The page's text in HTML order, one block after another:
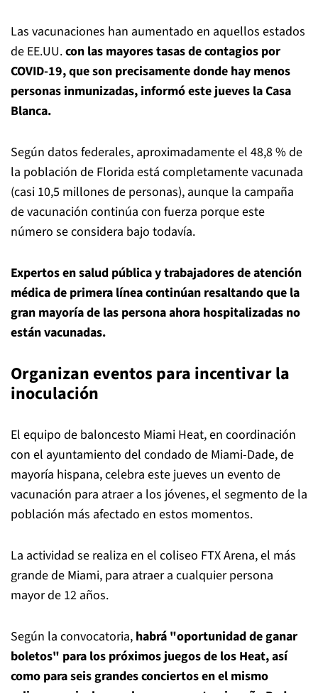
Las vacunaciones han aumentado en aquellos estados
de EE.UU.con las mayores tasas de contagios por
COVID-19, que son precisamente donde hay menos
personas inmunizadas, informó este jueves la Casa
Blanca.
Según datos federales, aproximadamente el 48,8 % de
la población de Florida está completamente vacunada
(casi 10,5 millones de personas), aunque la campaña
de vacunación continúa con fuerza porque este
número se considera bajo todavía.
Expertos en salud pública y trabajadores de atención
médica de primera línea continúan resaltando que la
gran mayoría de las persona ahora hospitalizadas no
están vacunadas.
Organizan eventos para incentivar la
inoculación
El equipo de baloncesto Miami Heat, en coordinación
con el ayuntamiento del condado de Miami-Dade, de
mayoría hispana, celebra este jueves un evento de
vacunación para atraer a los jóvenes, el segmento de la
población más afectado en estos momentos.
La actividad se realiza en el coliseo FTX Arena, el más
grande de Miami, para atraer a cualquier persona
mayor de 12 años.
Según la convocatoria, habrá "oportunidad de ganar
boletos" para los próximos juegos de los Heat, así
como para seis grandes conciertos en el mismo